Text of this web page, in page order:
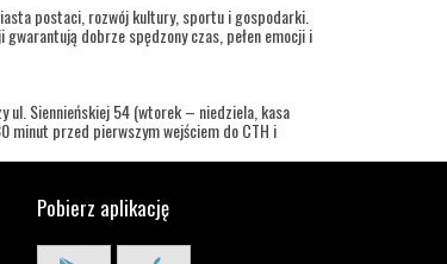
postaci, rozwój kultury, sportu i gospodarki.
dobrze spędzony czas, pełen emocji i
ul. Siennieńskiej 54 (wtorek – niedziela, kasa
minut przed pierwszym wejściem do CTH i
Pobierz aplikację